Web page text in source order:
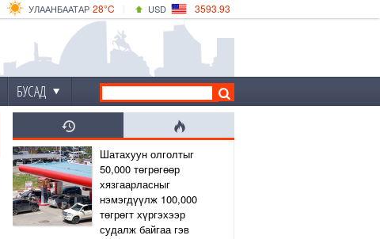
28°C
УЛААНБААТАР
33°C
ДАРХАН
29°C
ЭРДЭНЭТ
USD 3593.93
4149.01
БУСАД
Шатахуун олголтыг
50,000 төгрөгөөр
хязгаарласныг
нэмэгдүүлж 100,000
төгрөгт хүргэхээр
судалж байгаа гэв